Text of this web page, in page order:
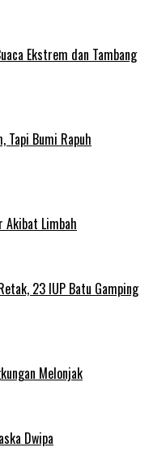
Ekstrem dan Tambang
Tapi Bumi Rapuh
Akibat Limbah
23 IUP Batu Gamping
Melonjak
Dwipa